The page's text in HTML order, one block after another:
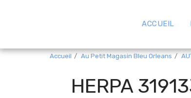
ACCUEIL
Accueil Au Petit Magasin Bleu Orleans
HERPA